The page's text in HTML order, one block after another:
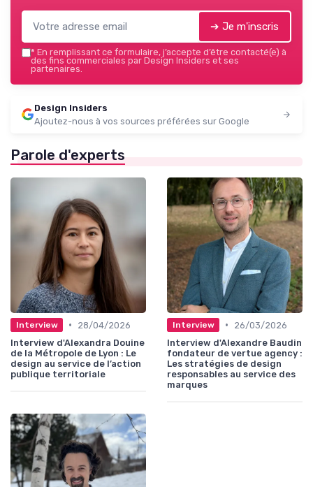
➔ Je m'inscris
* En remplissant ce formulaire, j’accepte d’être contacté(e) à
des fins commerciales par Design Insiders et ses
partenaires.
Design Insiders
Ajoutez-nous à vos sources préférées sur Google
Parole d'experts
Interview •
28/04/2026
Interview d'Alexandra Douine
de la Métropole de Lyon : Le
design au service de l’action
publique territoriale
Interview •
26/03/2026
Interview d'Alexandre Baudin
fondateur de vertue agency :
Les stratégies de design
responsables au service des
marques